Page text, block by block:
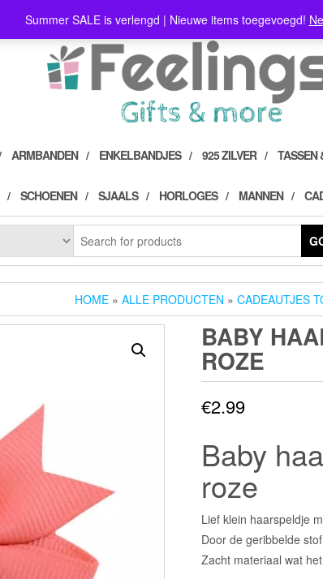
Summer SALE is verlengd | Nieuwe items toegevoegd!
ARMBANDEN ENKELBANDJES 925 ZILVER TASSEN
SCHOENEN SJAALS HORLOGES MANNEN
HOME » ALLE PRODUCTEN » CADEAUTJES
BABY
ROZE
€2.99
Baby
roze
Lief klein haarspeldje
Door de geribbelde
Zacht materiaal wat